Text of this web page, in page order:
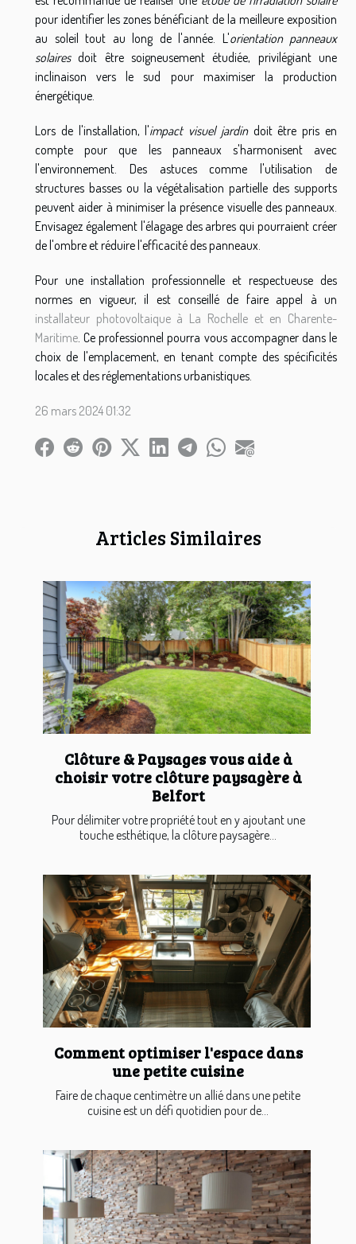
Articles Similaires
Clôture & Paysages vous aide à
choisir votre clôture paysagère à
Belfort
Pour délimiter votre propriété tout en y ajoutant une
touche esthétique, la clôture paysagère...
Comment optimiser l'espace dans
une petite cuisine
Faire de chaque centimètre un allié dans une petite
cuisine est un défi quotidien pour de...
pour identifier les zones bénéficiant de la meilleure exposition
au soleil tout au long de l'année. L'orientation panneaux
solairesdoit être soigneusement étudiée, privilégiant une
inclinaison vers le sud pour maximiser la production
énergétique.
Lors de l'installation, l'impact visuel jardindoit être pris en
compte pour que les panneaux s'harmonisent avec
l'environnement. Des astuces comme l'utilisation de
structures basses ou la végétalisation partielle des supports
peuvent aider à minimiser la présence visuelle des panneaux.
Envisagez également l'élagage des arbres qui pourraient créer
de l'ombre et réduire l'efficacité des panneaux.
Pour une installation professionnelle et respectueuse des
normes en vigueur, il est conseillé de faire appel à un
installateur photovoltaique à La Rochelle et en Charente-
Maritime . Ce professionnel pourra vous accompagner dans le
choix de l'emplacement, en tenant compte des spécificités
locales et des réglementations urbanistiques.
26 mars 2024 01:32